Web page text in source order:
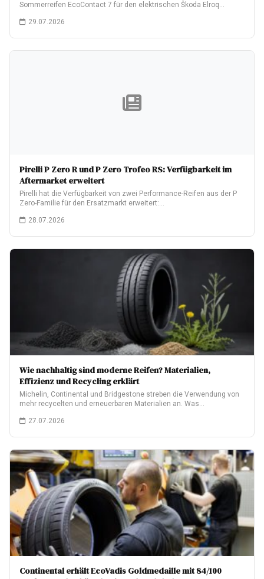
Sommerreifen EcoContact 7 für den elektrischen Škoda Elroq
29.07.2026
Pirelli P Zero R und P Zero Trofeo RS: Verfügbarkeit im
Aftermarket erweitert
Pirelli hat die Verfügbarkeit von zwei Performance-Reifen aus der P
Zero-Familie für den Ersatzmarkt erweitert:…
28.07.2026
Wie nachhaltig sind moderne Reifen? Materialien,
Effizienz und Recycling erklärt
Michelin, Continental und Bridgestone streben die Verwendung von
mehr recycelten und erneuerbaren Materialien an. Was…
27.07.2026
Continental erhält EcoVadis Goldmedaille mit 84/100